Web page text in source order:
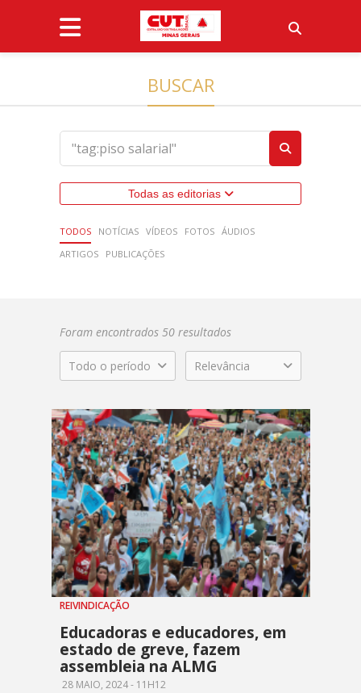
BUSCAR
Todas as editorias
TODOS NOTÍCIAS VÍDEOS FOTOS ÁUDIOS
ARTIGOS
PUBLICAÇÕES
Foram encontrados 50 resultados
Todo o período Relevância
REIVINDICAÇÃO
Educadoras e educadores, em
estado de greve, fazem
assembleia na ALMG
28 MAIO, 2024 - 11H12